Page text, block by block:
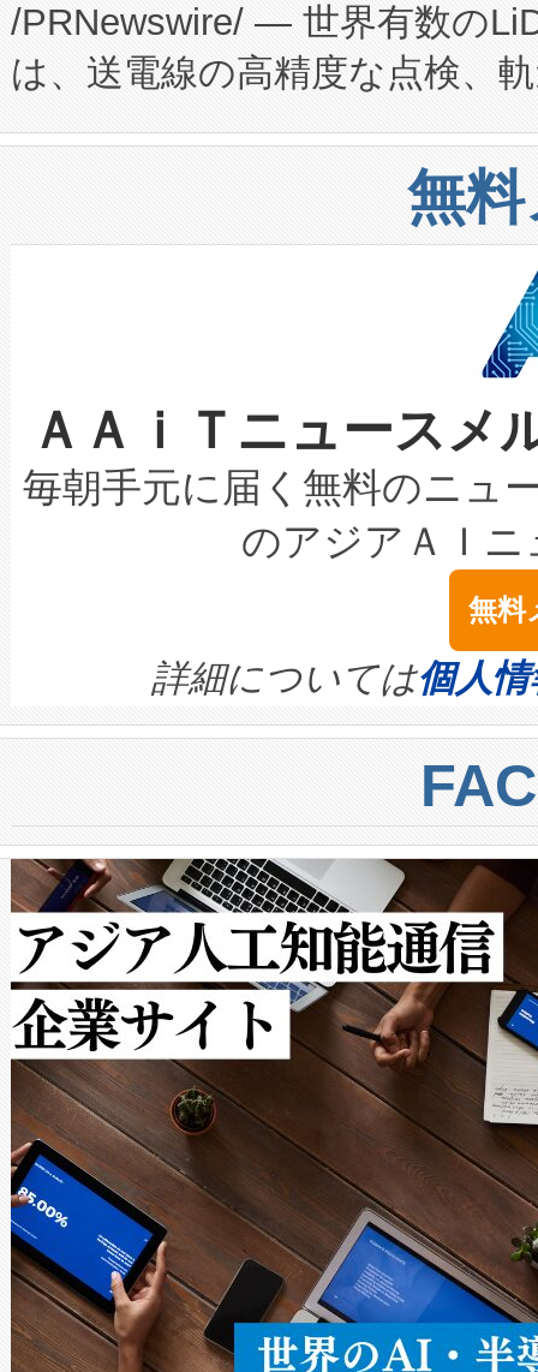
プログラムには、施設設計・
に関する技術移転および知的
構造化トレーニングカリキュ
上げおよび商用化段階におけ
設備整備および立ち上げ調整
加組織は、Enzeneのバイオ
選定された製品について、自
取得できる可能性もあります
設には、3億～4億ドルかか
最高経営責任者（CEO）であ
す。「当社のfully-connected
ームを利用すれば、6,000万
きます。この効率性は、フェ
た。 Voltaiq独自のAI搭載プラ
定、統合、導入、運用に至る
安全性を追跡し、確保する事
増加しているデータセンター
る電力網に大きな負担をかけ
事業者の負担軽減という課題
系統連系を迅速にし、ピーク
限を超えて利用可能な電力容
持できるよう貢献します。こ
ービスレベル契約（SLA）違
テリー性能の劣化によるダウ
念は、現在データセンターが
ます。 Voltaiq provides a
quality and reliability for AI
BESS stack to ensure battery
centers. Voltaiqは、ai&のAI
からシステム統合、試運転、
クルの各段階のデータを監視
[…]
/PRNewswire/ — 世界有数の
は、送電線の高精度な点検、
や穀物倉庫におけるバルク材
リューション「Avia 2」を発
したAvia 2は、1,000メート
狭視野のFOVを切り替えるこ
ケーブル、枝などの細かな対
なレーザースポットにより、
な環境下でも豊かなディテー
キロメートル範囲を検出
LiDAR for Inspections,
は1535 nmレーザーを搭載。
イズの小径化を実現すること
す。ノーマルモードでは、
ートル先まで検出でき、これ
トに対して約600メートルに
では、反射率10％のターゲッ
で向上し、最大検知距離は
ットだけで最大1キロメート
ルの変電所周囲を監視でき、
作業と点群処理を簡素化でき
Avia 2は、2種類のFOVオプシ
× 80°のノーマルモード、長
ードを切り替えて使用するこ
ることなく、単一のデバイス
うにします。遠距離まで届く
密度なスキャ […]
無
ＡＡｉＴニュース
毎朝手元に届く無料のニュ
のアジアＡＩ
無料
詳細については個人